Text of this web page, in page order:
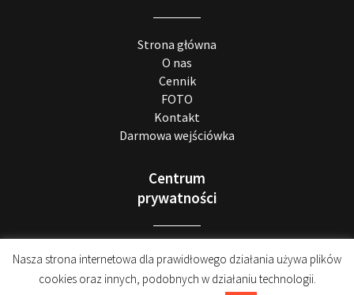
Strona główna
O nas
Cennik
FOTO
Kontakt
Darmowa wejściówka
Centrum
prywatności
Realizacja RODO
Polityka prywatności
Regulamin
Nasza strona internetowa dla prawidłowego działania używa plików
cookies oraz innych, podobnych w działaniu technologii.